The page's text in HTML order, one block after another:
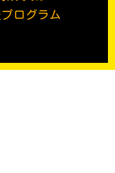
ログラム